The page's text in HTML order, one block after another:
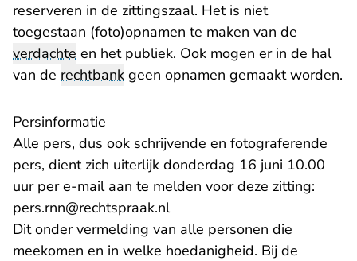
reserveren in de zittingszaal. Het is niet
toegestaan (foto)opnamen te maken van de
verdachte en het publiek. Ook mogen er in de hal
van de rechtbank geen opnamen gemaakt worden.
Persinformatie
Alle pers, dus ook schrijvende en fotograferende
pers, dient zich uiterlijk donderdag 16 juni 10.00
uur per e-mail aan te melden voor deze zitting:
pers.rnn@rechtspraak.nl
Dit onder vermelding van alle personen die
meekomen en in welke hoedanigheid. Bij de